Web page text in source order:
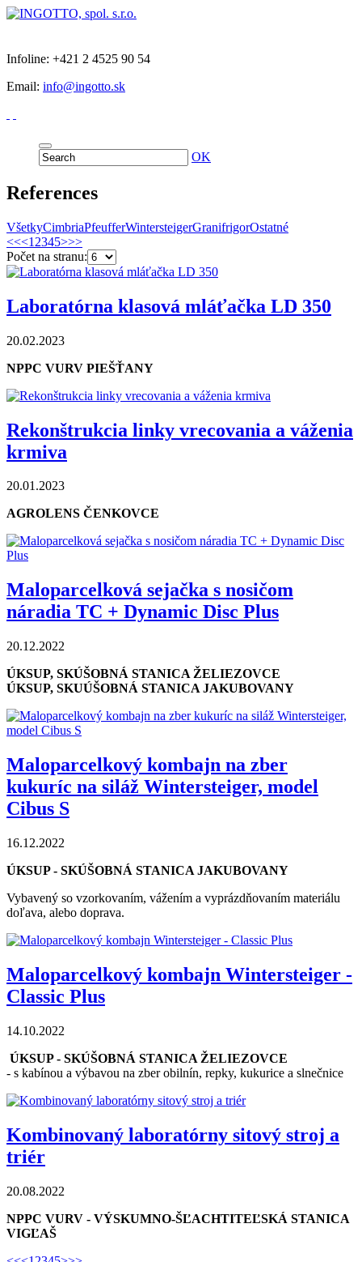
Infoline: +421 2 4525 90 54
Email: info@ingotto.sk
OK
References
VšetkyCimbriaPfeufferWintersteigerGranifrigorOstatné
<<<1 2345>>>
Počet na stranu:
Laboratórna klasová mláťačka LD 350
20.02.2023
NPPC VURV PIEŠŤANY
Rekonštrukcia linky vrecovania a váženia
krmiva
20.01.2023
AGROLENS ČENKOVCE
Maloparcelková sejačka s nosičom
náradia TC + Dynamic Disc Plus
20.12.2022
ÚKSUP, SKÚŠOBNÁ STANICA ŽELIEZOVCE
ÚKSUP, SKUÚŠOBNÁ STANICA JAKUBOVANY
Maloparcelkový kombajn na zber
kukuríc na siláž Wintersteiger, model
Cibus S
16.12.2022
ÚKSUP - SKÚŠOBNÁ STANICA JAKUBOVANY
Vybavený so vzorkovaním, vážením a vyprázdňovaním materiálu
doľava, alebo doprava.
Maloparcelkový kombajn Wintersteiger -
Classic Plus
14.10.2022
ÚKSUP - SKÚŠOBNÁ STANICA ŽELIEZOVCE
- s kabínou a výbavou na zber obilnín, repky, kukurice a slnečnice
Kombinovaný laboratórny sitový stroj a
triér
20.08.2022
NPPC VURV - VÝSKUMNO-ŠĽACHTITEĽSKÁ STANICA
VIGĽAŠ